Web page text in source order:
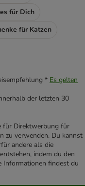
für Dich
für Katzen
* Es gelten
der letzten 30
für Direktwerbung für
zu verwenden. Du kannst
andere als die
indem du den
Informationen findest du